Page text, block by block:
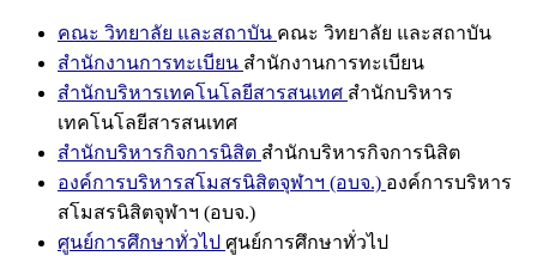
คณะ วิทยาลัย และสถาบัน คณะ วิทยาลัย และสถาบัน
สำนักงานการทะเบียน สำนักงานการทะเบียน
สำนักบริหารเทคโนโลยีสารสนเทศ สำนักบริหาร
เทคโนโลยีสารสนเทศ
สำนักบริหารกิจการนิสิต สำนักบริหารกิจการนิสิต
องค์การบริหารสโมสรนิสิตจุฬาฯ (อบจ.) องค์การบริหาร
สโมสรนิสิตจุฬาฯ (อบจ.)
ศูนย์การศึกษาทั่วไป ศูนย์การศึกษาทั่วไป